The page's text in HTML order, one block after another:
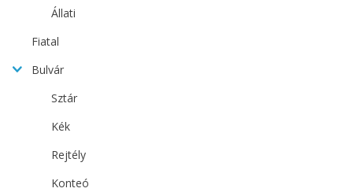
Állati
Fiatal
Bulvár
Sztár
Kék
Rejtély
Konteó